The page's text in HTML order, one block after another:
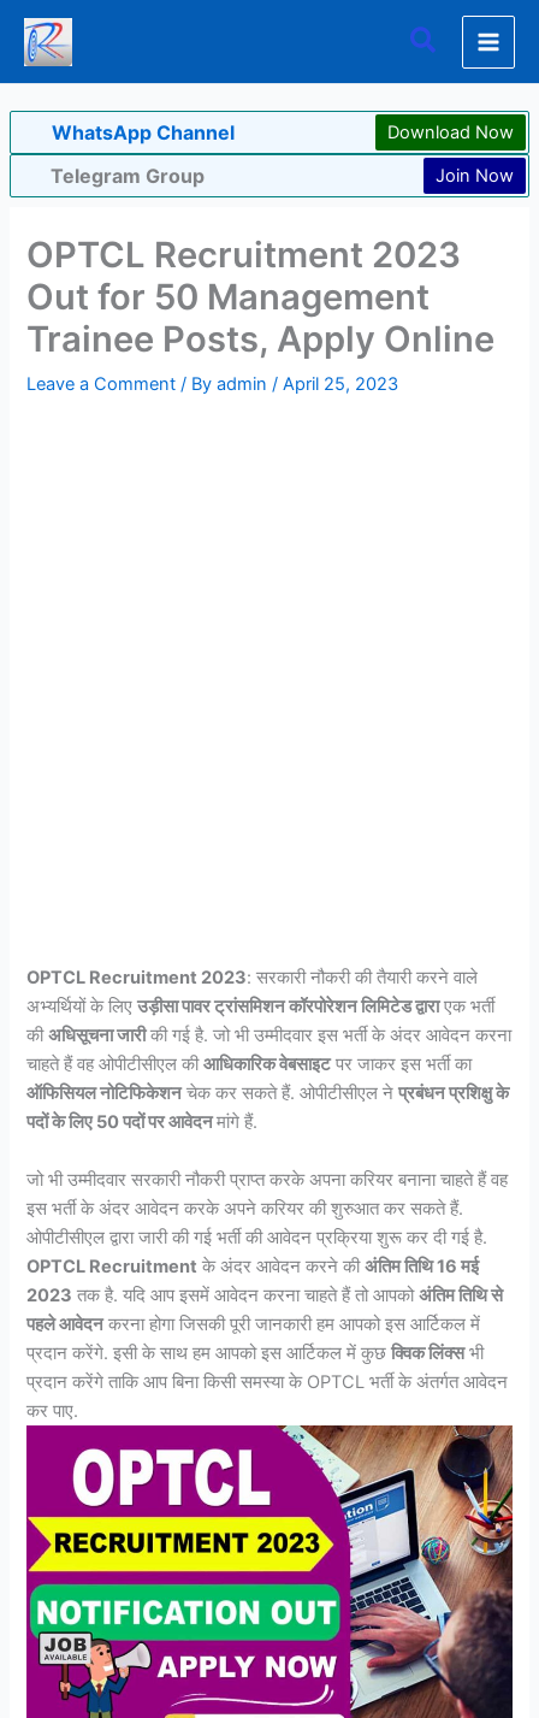
Skip
content
Search
WhatsApp Channel Download Now
Telegram Group Join Now
OPTCL Recruitment 2023
Out for 50 Management
Trainee Posts, Apply Online
Leave a Comment / Byadmin/April 25, 2023
OPTCL Recruitment 2023: सरकारी नौकरी की तैयारी करने वाले
अभ्यर्थियों के लिएउड़ीसा पावर ट्रांसमिशन कॉरपोरेशन लिमिटेड द्वाराएक भर्ती
कीअधिसूचना जारीकी गई है. जो भी उम्मीदवार इस भर्ती के अंदर आवेदन करना
चाहते हैं वह ओपीटीसीएल कीआधिकारिक वेबसाइटपर जाकर इस भर्ती का
ऑफिसियल नोटिफिकेशनचेक कर सकते हैं. ओपीटीसीएल नेप्रबंधन प्रशिक्षु के
पदों के लिए 50 पदों पर आवेदनमांगे हैं.
जो भी उम्मीदवार सरकारी नौकरी प्राप्त करके अपना करियर बनाना चाहते हैं वह
इस भर्ती के अंदर आवेदन करके अपने करियर की शुरुआत कर सकते हैं.
ओपीटीसीएल द्वारा जारी की गई भर्ती की आवेदन प्रक्रिया शुरू कर दी गई है.
OPTCL Recruitment के अंदर आवेदन करने कीअंतिम तिथि 16 मई
2023 तक है. यदि आप इसमें आवेदन करना चाहते हैं तो आपकोअंतिम तिथि से
पहले आवेदनकरना होगा जिसकी पूरी जानकारी हम आपको इस आर्टिकल में
प्रदान करेंगे. इसी के साथ हम आपको इस आर्टिकल में कुछक्विक लिंक्सभी
प्रदान करेंगे ताकि आप बिना किसी समस्या के OPTCL भर्ती के अंतर्गत आवेदन
कर पाए.